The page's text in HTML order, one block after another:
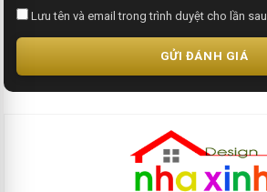
Lưu tên và email trong trình duyệt cho lần sau.
GỬI ĐÁNH GIÁ